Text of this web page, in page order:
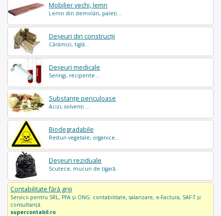
Mobilier vechi, lemn
Lemn din demolări, paleți...
Deșeuri din construcții
Cărămizi, tiglă...
Deșeuri medicale
Seringi, recipente ...
Substanțe periculoase
Acizi, solvenți ...
Biodegradabile
Resturi vegetale, organice..
Deșeuri reziduale
Scutece, mucuri de țigară..
Contabilitate fără griji
Servicii pentru SRL, PFA și ONG: contabilitate, salarizare, e-Factura, SAF-T și
consultanță.
supercontabil.ro